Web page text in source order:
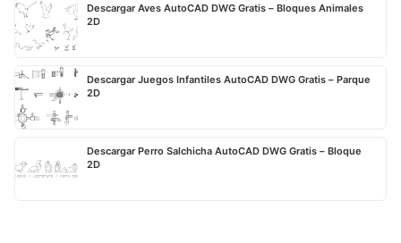
Descargar Aves AutoCAD DWG Gratis – Bloques Animales
2D
Descargar Juegos Infantiles AutoCAD DWG Gratis – Parque
2D
Descargar Perro Salchicha AutoCAD DWG Gratis – Bloque
2D